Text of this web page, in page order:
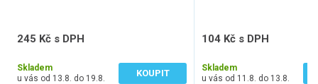
245 Kč s DPH
Skladem
u vás od 13.8. do 19.8.
KOUPIT
104 Kč s DPH
Skladem
u vás od 11.8. do 13.8.